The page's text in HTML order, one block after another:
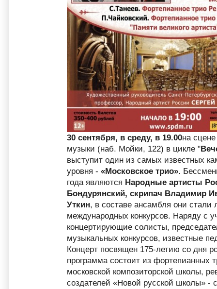
30 сентября, в среду, в 19.00на
музыки (наб. Мойки, 122) в цикле "
выступит один из самых известных
уровня - «Московское трио».
года являются Народные артисты
Бондурянский, скрипач Владимир
Уткин, в составе ансамбля они стали
международных конкурсов. Наряду с
концертирующие солисты,
музыкальных конкурсов, известные
Концерт посвящен 175-летию со дня
программа состоит из фортепианных
московской композиторской школы,
создателей «Новой русской школы» -